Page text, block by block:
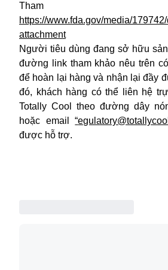
Tham
https://www.fda.gov/media/
attachment
Người tiêu dùng đang sở hữu
đường link tham khảo nêu trên
để hoàn lại hàng và nhận lại đầy
đó, khách hàng có thể liên hệ
Totally Cool theo đường dây
hoặc email“
được hỗ trợ.